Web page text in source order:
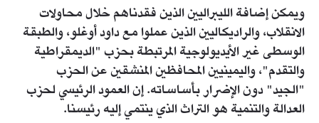
ويمكن إضافة الليبراليين الذين فقدناهم خلال محاولات
الانقلاب، والراديكاليين الذين عملوا مع داود أوغلو، والطبقة
الوسطى غير الأيديولوجية المرتبطة بحزب "الديمقراطية
والتقدم"، واليمينيين المحافظين المنشقين عن الحزب
"الجيد" دون الإضرار بأساساته. إن العمود الرئيسي لحزب
العدالة والتنمية هو التراث الذي ينتمي إليه رئيسنا.